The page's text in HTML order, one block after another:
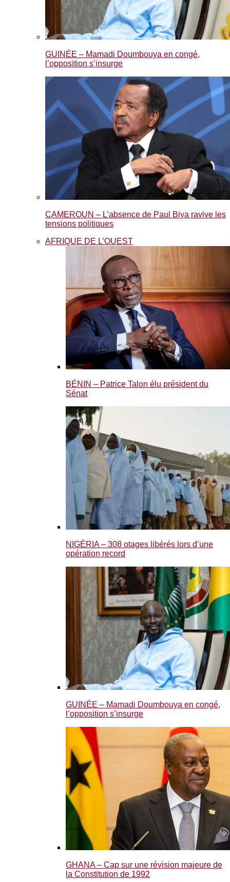
GUINÉE – Mamadi Doumbouya en congé,
l’opposition s’insurge
CAMEROUN – L’absence de Paul Biya ravive les
tensions politiques
AFRIQUE DE L’OUEST
BÉNIN – Patrice Talon élu président du
Sénat
NIGÉRIA – 308 otages libérés lors d’une
opération record
GUINÉE – Mamadi Doumbouya en congé,
l’opposition s’insurge
GHANA – Cap sur une révision majeure de
la Constitution de 1992